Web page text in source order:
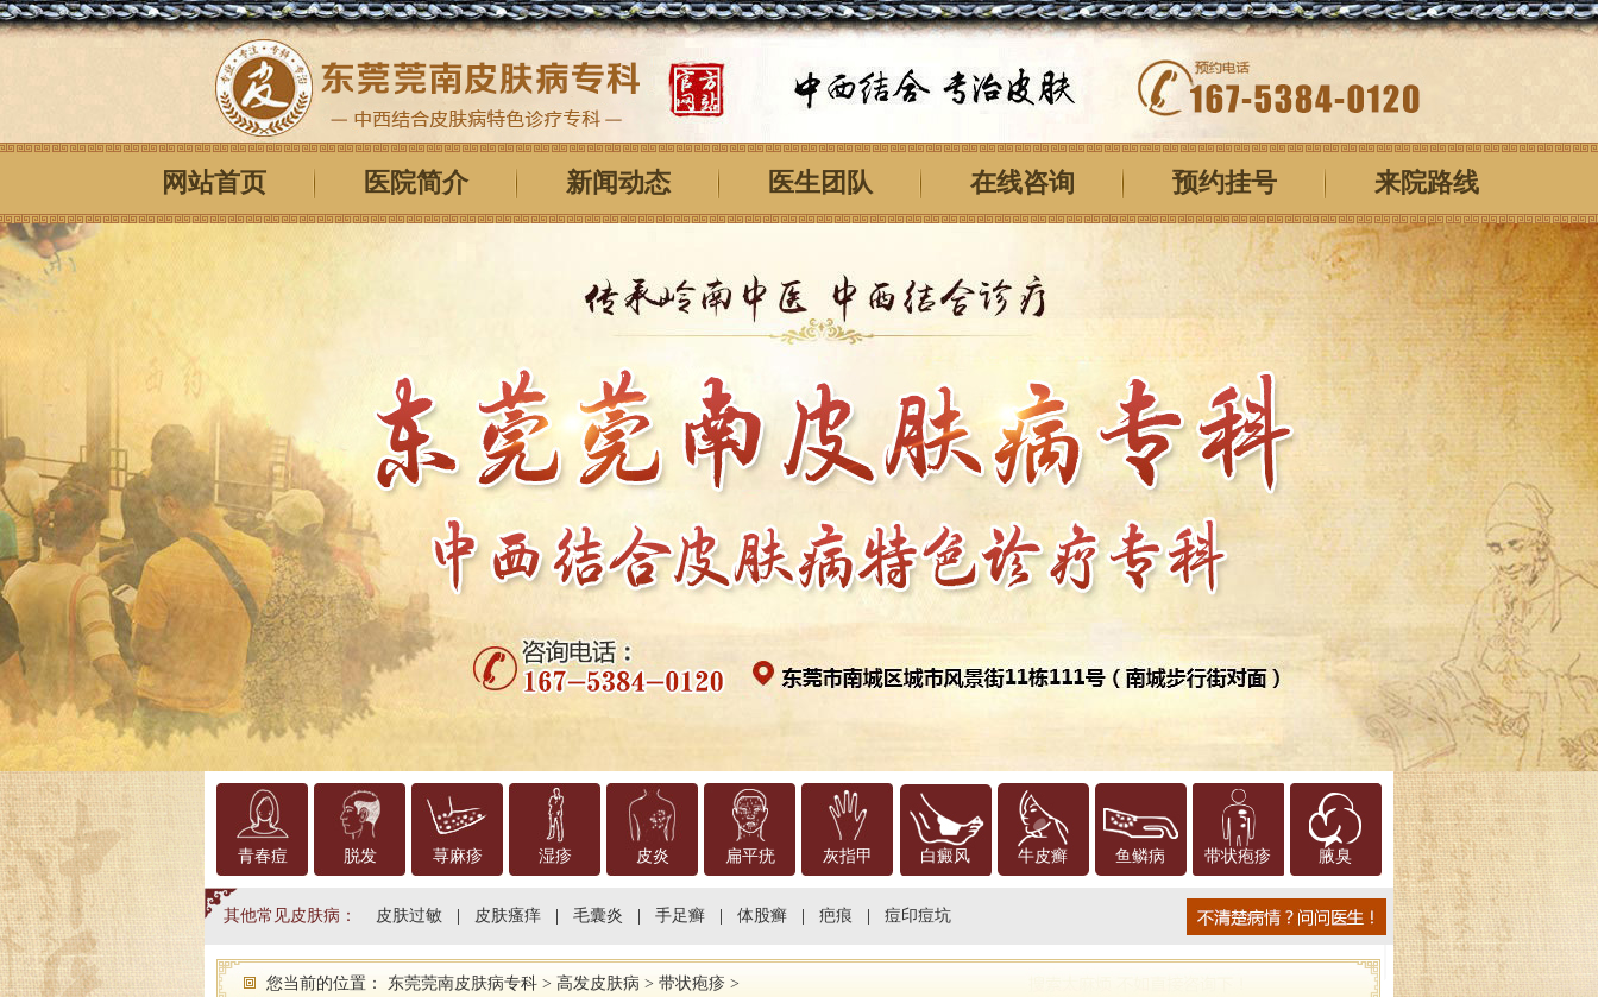
网站首页 医院简介 新闻动态 医生团队 在线咨询 预约挂号 来院路线
青春痘 脱发 荨麻疹 湿疹 皮炎 扁平疣 灰指甲 白癜风 牛皮癣 鱼鳞病 带状疱疹 腋臭
其他常见皮肤病： 皮肤过敏 皮肤瘙痒 毛囊炎 手足癣 体股癣 疤痕 痘印痘坑
您当前的位置： 东莞莞南皮肤病专科 > 高发皮肤病 > 带状疱疹 >